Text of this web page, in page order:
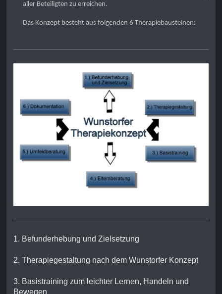
aller Beteiligten zu erreichen.
Das Konzept besteht aus folgenden 6 Therapiebausteinen:
1. Befunderhebung und Zielsetzung
2. Therapiegestaltung nach dem Wunstorfer Konzept
3. Basistraining zum leichter Lernen, Handeln und
Bewegen